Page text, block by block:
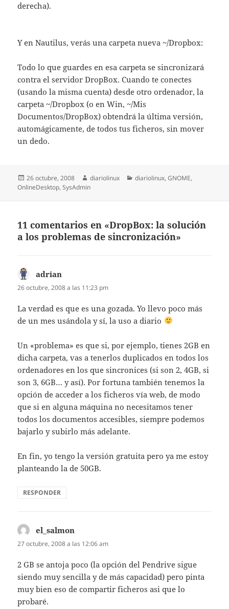
derecha).
Y en Nautilus, verás una carpeta nueva ~/Dropbox:
Todo lo que guardes en esa carpeta se sincronizará
contra el servidor DropBox. Cuando te conectes
(usando la misma cuenta) desde otro ordenador, la
carpeta ~/Dropbox (o en Win, ~/Mis
Documentos/DropBox) obtendrá la última versión,
automágicamente, de todos tus ficheros, sin mover
un dedo.
Publicado
el
26 octubre, 2008 Autor
diariolinux Categorías
diariolinux,GNOME,
OnlineDesktop,SysAdmin
11 comentarios en «DropBox: la solución
a los problemas de sincronización»
adrian
26 octubre, 2008 a las 11:23 pm
La verdad es que es una gozada. Yo llevo poco más
de un mes usándola y sí, la uso a diario
Un «problema» es que si, por ejemplo, tienes 2GB en
dicha carpeta, vas a tenerlos duplicados en todos los
ordenadores en los que sincronices (si son 2, 4GB, si
son 3, 6GB… y así). Por fortuna también tenemos la
opción de acceder a los ficheros vía web, de modo
que si en alguna máquina no necesitamos tener
todos los documentos accesibles, siempre podemos
bajarlo y subirlo más adelante.
En fin, yo tengo la versión gratuita pero ya me estoy
planteando la de 50GB.
RESPONDER
el_salmon
27 octubre, 2008 a las 12:06 am
2 GB se antoja poco (la opción del Pendrive sigue
siendo muy sencilla y de más capacidad) pero pinta
muy bien eso de compartir ficheros asi que lo
probaré.